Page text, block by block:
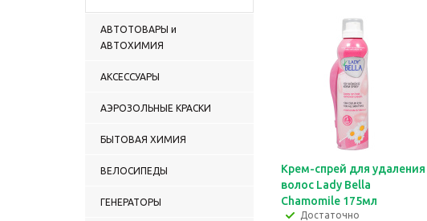
АВТОТОВАРЫ и
АВТОХИМИЯ
АКСЕССУАРЫ
АЭРОЗОЛЬНЫЕ КРАСКИ
БЫТОВАЯ ХИМИЯ
ВЕЛОСИПЕДЫ
ГЕНЕРАТОРЫ
Крем-спрей для удаления
волос Lady Bella
Chamomile 175мл
Достаточно